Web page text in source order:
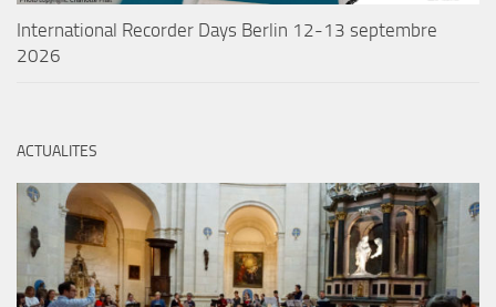
International Recorder Days Berlin 12-13 septembre
2026
ACTUALITES